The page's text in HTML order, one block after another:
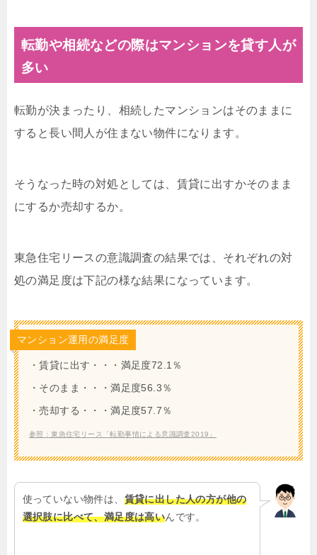
転勤や相続などの際はマンションを貸す人が
多い
転勤が決まったり、相続したマンションはそのままに
すると長い間人が住まない物件になります。
そうなった時の対処としては、賃貸に出すかそのまま
にするか売却するか。
東急住宅リースの意識調査の結果では、それぞれの対
処の満足度は下記の様な結果になっています。
マンション運用の満足度
・賃貸に出す・・・満足度72.1％
・そのまま・・・満足度56.3％
・売却する・・・満足度57.7％
参照：東急住宅リース「転勤事情による意識調査2019」
使っていない物件は、 賃貸に出した人の方が他の
選択肢に比べて、満足度は高いんです。